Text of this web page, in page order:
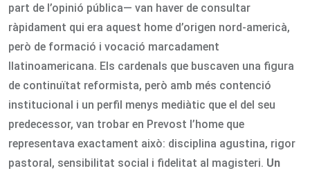
part de l’opinió pública— van haver de consultar
ràpidament qui era aquest home d’origen nord-americà,
però de formació i vocació marcadament
llatinoamericana. Els cardenals que buscaven una figura
de continuïtat reformista, però amb més contenció
institucional i un perfil menys mediàtic que el del seu
predecessor, van trobar en Prevost l’home que
representava exactament això: disciplina agustina, rigor
pastoral, sensibilitat social i fidelitat al magisteri. Un